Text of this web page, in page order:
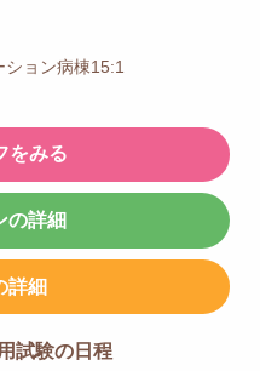
ョン病棟15:1
をみる
の詳細
詳細
試験の日程